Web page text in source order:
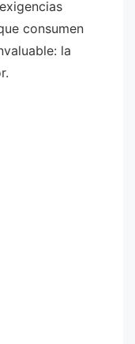
consumen
la